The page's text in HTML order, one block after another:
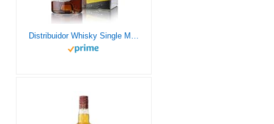
Distribuidor Whisky Single Malt Sánchez Romate Abducted Whisky 70 cl